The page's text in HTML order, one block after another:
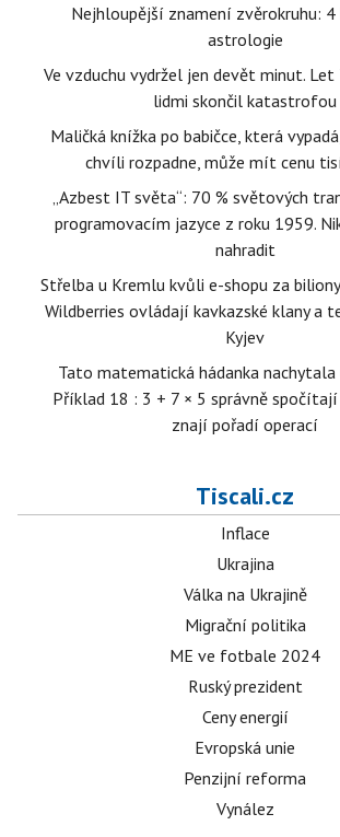
Nejhloupější znamení zvěrokruhu: 4
astrologie
Ve vzduchu vydržel jen devět minut.
lidmi skončil katastrofou
Maličká knížka po babičce, která
chvíli rozpadne, může mít cenu
„Azbest IT světa“: 70 % světových
programovacím jazyce z roku 1959.
nahradit
Střelba u Kremlu kvůli e-shopu za
Wildberries ovládají kavkazské klany a
Kyjev
Tato matematická hádanka
Příklad 18 : 3 + 7 × 5 správně
znají pořadí operací
Tiscali.cz
Inflace
Ukrajina
Válka na Ukrajině
Migrační politika
ME ve fotbale 2024
Ruský prezident
Ceny energií
Evropská unie
Penzijní reforma
Vynález